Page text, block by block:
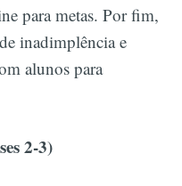
para metas. Por fim,
inadimplência e
alunos para
2-3)